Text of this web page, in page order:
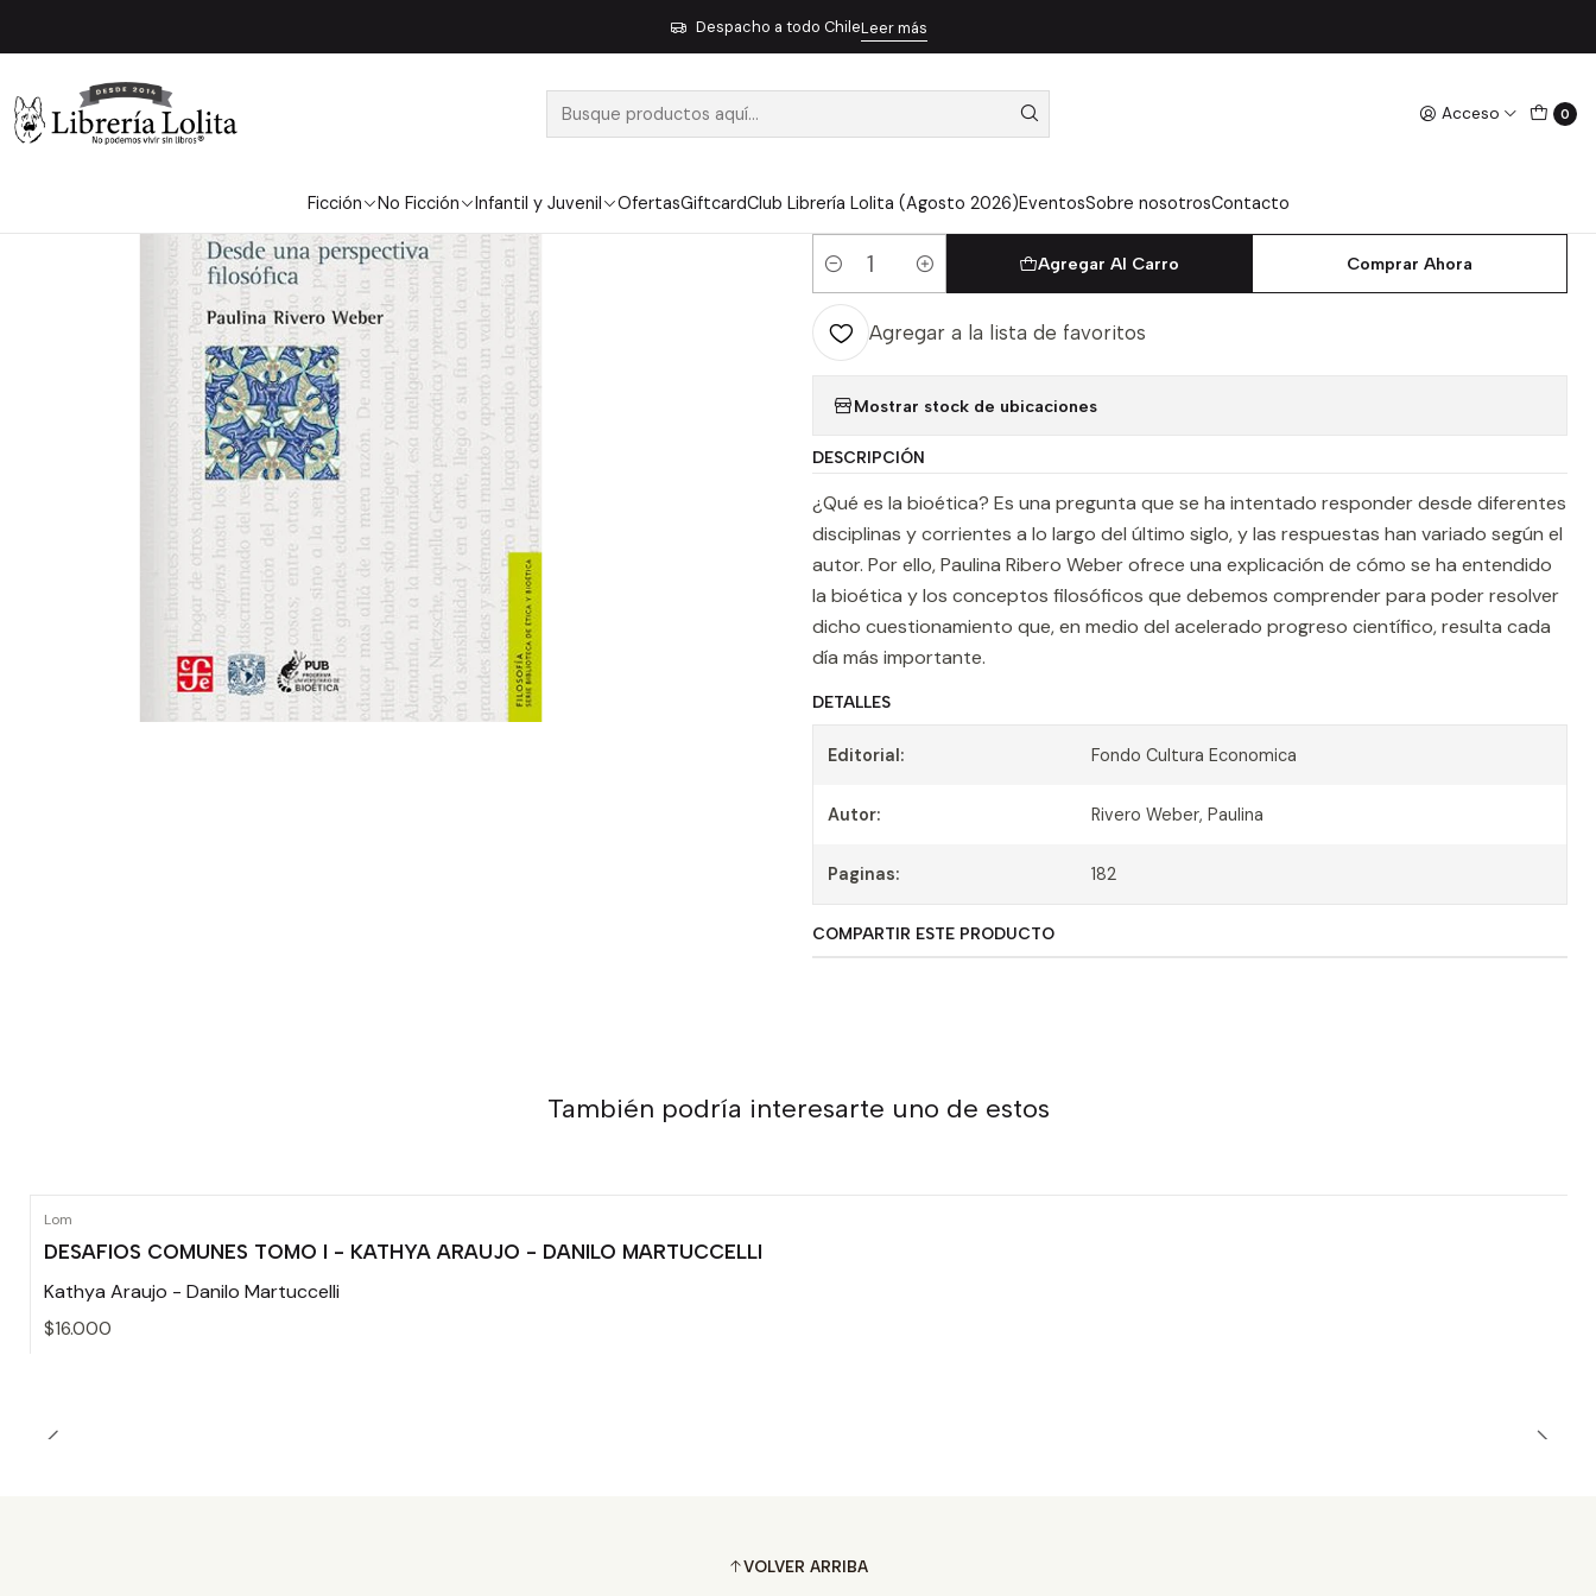
Acceso 0
Ficción No Ficción Infantil y Juvenil OfertasGiftcardClub Librería Lolita (Agosto 2026)EventosSobre nosotrosContacto
Despacho a todo ChileLeer más
Introduccion A La Bioetica Desde Una Perspectiva Filosofica - Rivero Weber, Paulina
INTRODUCCION A LA BIOETICA DESDE
WEBER, PAULINA
Cantidad
Agregar Al Carro Comprar Ahora
Agregar a la lista de favoritos
Mostrar stock de ubicaciones
DESCRIPCIÓN
¿Qué es la bioética? Es una pregunta que se ha intentado responder desde diferentes
disciplinas y corrientes a lo largo del último siglo, y las respuestas han variado según el
autor. Por ello, Paulina Ribero Weber ofrece una explicación de cómo se ha entendido
la bioética y los conceptos filosóficos que debemos comprender para poder resolver
dicho cuestionamiento que, en medio del acelerado progreso científico, resulta cada
día más importante.
DETALLES
Editorial: Fondo Cultura Economica
Autor: Rivero Weber, Paulina
Paginas: 182
COMPARTIR ESTE PRODUCTO
También podría interesarte uno de estos
Lom
DESAFIOS COMUNES TOMO I - KATHYA ARAUJO - DANILO MARTUCCELLI
Kathya Araujo - Danilo Martuccelli
$16.000
VOLVER ARRIBA